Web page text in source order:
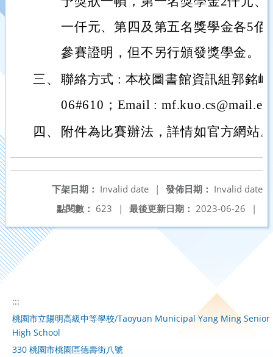
一仟元、第四及第五名獎學金各5
參賽證明，但不另行頒發獎學金。
三、 聯絡方式 : 本校圖書館資訊組郭銘
06#610；Email :
四、
附件為比賽辦法，詳情如官方網站。
發佈日期： Invalid date
下架日期： Invalid date
|
最後更新日期： 2023-06-26 |
點閱數： 623 |
:::
桃園市立陽明高級中等學校/Taoyuan Municipal Yang Ming Senior
High School
330 桃園市桃園區德壽街八號